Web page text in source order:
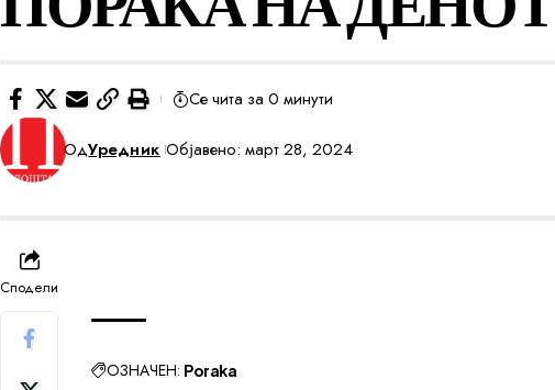
ОдУредник Објавено: март 28, 2024
Се чита за 0 минути
Сподели
ОЗНАЧЕН: Poraka